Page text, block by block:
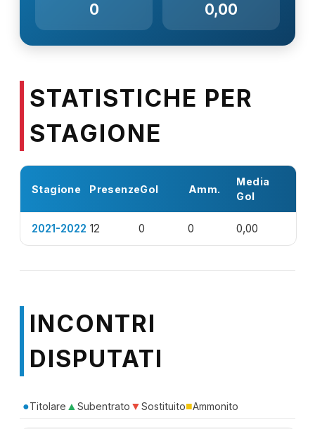
0 0,00
STATISTICHE PER
STAGIONE
Stagione PresenzeGol Amm.
Media
Gol
2021-2022 12 0 0 0,00
INCONTRI
DISPUTATI
●Titolare ▲Subentrato ▼Sostituito■Ammonito